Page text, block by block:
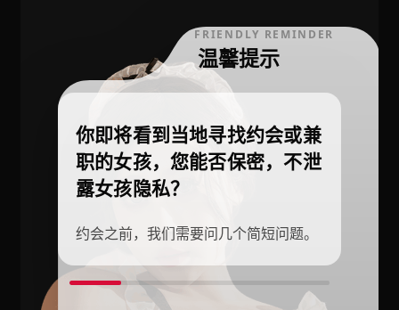
FRIENDLY REMINDER
温馨提示
你即将看到当地寻找约会或兼
职的女孩，您能否保密，不泄
露女孩隐私？
约会之前，我们需要问几个简短问题。